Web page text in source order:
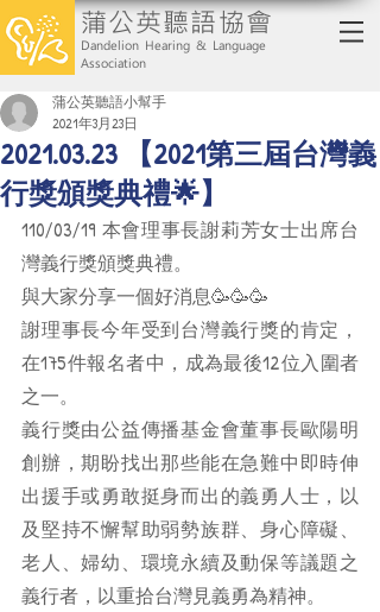
蒲公英聽語協會
Dandelion Hearing & Language
Association
2021.03.23 【2021第三屆台灣義
行獎頒獎典禮🌟】
蒲公英聽語小幫手
2021年3月23日
110/03/19 本會理事長謝莉芳女士出席台
灣義行獎頒獎典禮。
與大家分享一個好消息🥳🥳🥳
謝理事長今年受到台灣義行獎的肯定，
在175件報名者中，成為最後12位入圍者
之一。
義行獎由公益傳播基金會董事長歐陽明
創辦，期盼找出那些能在急難中即時伸
出援手或勇敢挺身而出的義勇人士，以
及堅持不懈幫助弱勢族群、身心障礙、
老人、婦幼、環境永續及動保等議題之
義行者，以重拾台灣見義勇為精神。